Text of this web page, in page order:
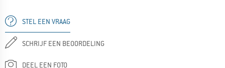
STEL EEN VRAAG
SCHRIJF EEN BEOORDELING
DEEL EEN FOTO